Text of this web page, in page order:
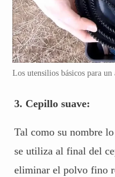
Los utensilios básicos para un
3. Cepillo suave:
Tal como su nombre
se utiliza al final del
eliminar el polvo fino